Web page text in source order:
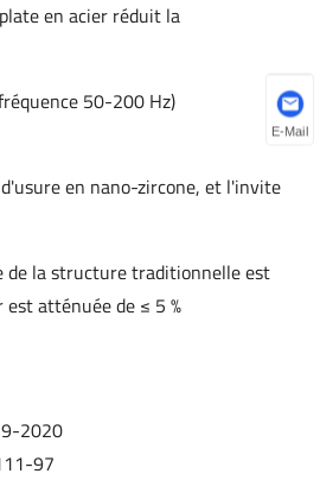
en acier réduit la
50-200 Hz)
en nano-zircone, et l'invite
de la structure traditionnelle est
atténuée de ≤ 5 %
2020
97
E-Mail